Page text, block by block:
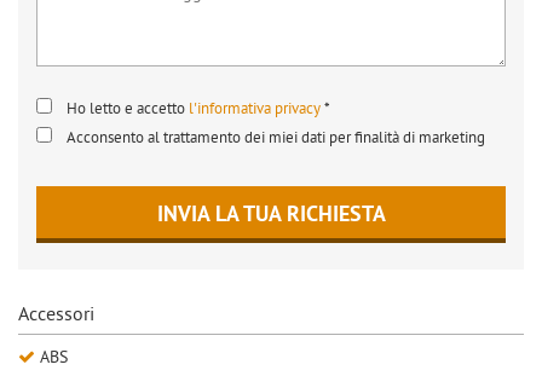
Ho letto e accetto l'informativa privacy*
Acconsento al trattamento dei miei dati per finalità di marketing
INVIA LA TUA RICHIESTA
Accessori
ABS